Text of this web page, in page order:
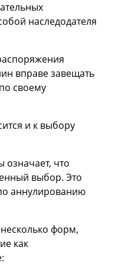
наследодателя
вправе завещать
своему
и к выбору
что
выбор. Это
аннулированию
форм,
как